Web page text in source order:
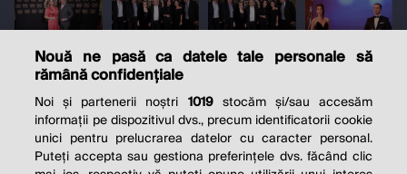
Nouă ne pasă ca datele tale personale să
rămână confidențiale
Noi și partenerii noștri 1019stocăm și/sau accesăm
informații pe dispozitivul dvs., precum identificatorii cookie
unici pentru prelucrarea datelor cu caracter personal.
Puteți accepta sau gestiona preferințele dvs. făcând clic